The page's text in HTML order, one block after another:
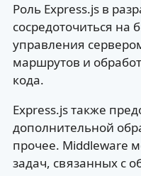
Роль Express.js в
сосредоточиться на
управления
маршрутов и
кода.
Express.js также
дополнительной
прочее. Middleware
задач, связанных с